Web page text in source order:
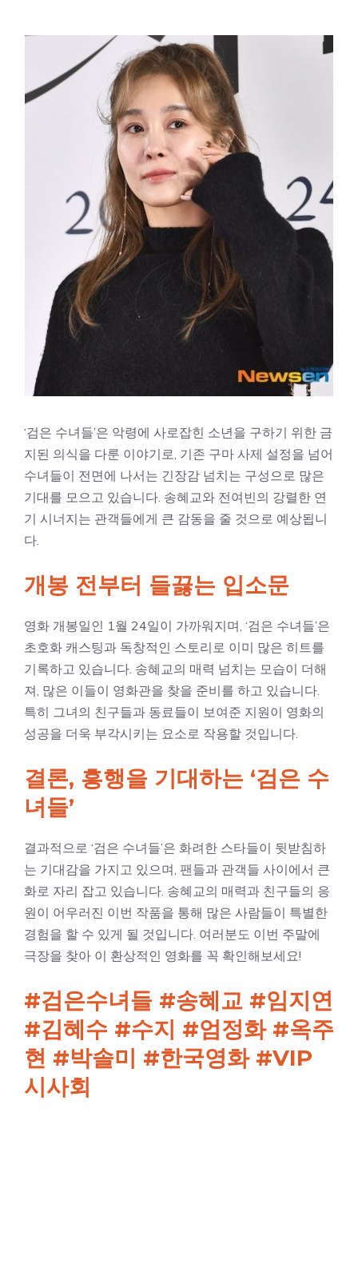
‘검은 수녀들’은 악령에 사로잡힌 소년을 구하기 위한 금
지된 의식을 다룬 이야기로, 기존 구마 사제 설정을 넘어
수녀들이 전면에 나서는 긴장감 넘치는 구성으로 많은
기대를 모으고 있습니다. 송혜교와 전여빈의 강렬한 연
기 시너지는 관객들에게 큰 감동을 줄 것으로 예상됩니
다.
개봉 전부터 들끓는 입소문
영화 개봉일인 1월 24일이 가까워지며, ‘검은 수녀들’은
초호화 캐스팅과 독창적인 스토리로 이미 많은 히트를
기록하고 있습니다. 송혜교의 매력 넘치는 모습이 더해
져, 많은 이들이 영화관을 찾을 준비를 하고 있습니다.
특히 그녀의 친구들과 동료들이 보여준 지원이 영화의
성공을 더욱 부각시키는 요소로 작용할 것입니다.
결론, 흥행을 기대하는 ‘검은 수
녀들’
결과적으로 ‘검은 수녀들’은 화려한 스타들이 뒷받침하
는 기대감을 가지고 있으며, 팬들과 관객들 사이에서 큰
화로 자리 잡고 있습니다. 송혜교의 매력과 친구들의 응
원이 어우러진 이번 작품을 통해 많은 사람들이 특별한
경험을 할 수 있게 될 것입니다. 여러분도 이번 주말에
극장을 찾아 이 환상적인 영화를 꼭 확인해보세요!
#검은수녀들 #송혜교 #임지연
#김혜수 #수지 #엄정화 #옥주
현 #박솔미 #한국영화 #VIP
시사회